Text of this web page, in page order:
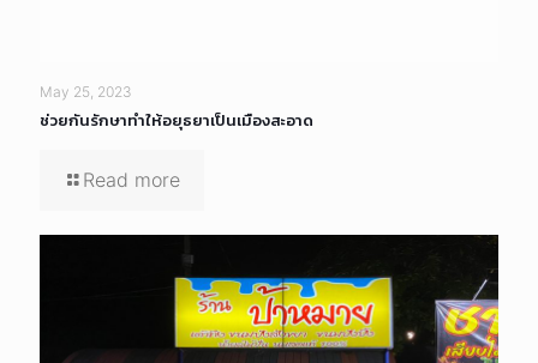
May 25, 2023
ช่วยกันรักษาทำให้อยุธยาเป็นเมืองสะอาด
Read more